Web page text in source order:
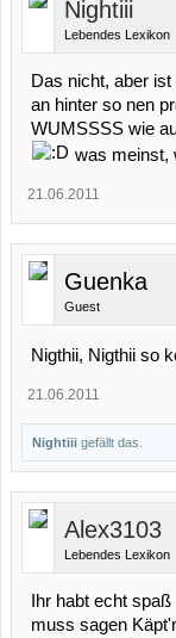
Nightiii
Lebendes Lexikon
Das nicht, aber
an hinter so nen
WUMSSSS wie
was meinst,
21.06.2011
Guenka
Guest
Nigthii, Nigthii so
21.06.2011
Nightiii gefällt das.
Alex3103
Lebendes Lexikon
Ihr habt echt
muss sagen